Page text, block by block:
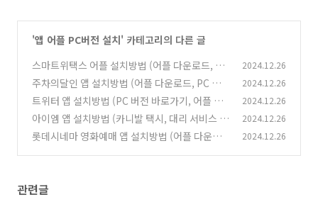
'앱 어플 PC버전 설치' 카테고리의 다른 글
스마트위택스 어플 설치방법 (어플 다운로드, PC
버전 바로가기) (0)
2024.12.26
주차의달인 앱 설치방법 (어플 다운로드, PC 버
전 바로가기)
(0)
2024.12.26
트위터 앱 설치방법 (PC 버전 바로가기, 어플 다
운로드) (2)
2024.12.26
아이엠 앱 설치방법 (카니발 택시, 대리 서비스 어
플)
(2)
2024.12.26
롯데시네마 영화예매 앱 설치방법 (어플 다운로
2024.12.26
관련글